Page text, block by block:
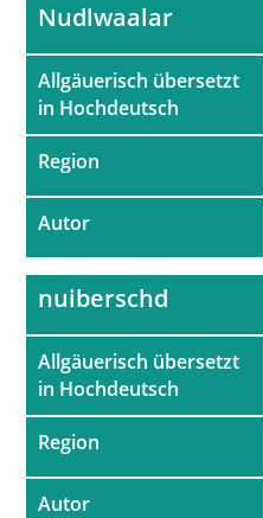
Allgäuerisch übersetzt
in Hochdeutsch
Region
Autor
Nudlwaalar
Allgäuerisch übersetzt
in Hochdeutsch
Region
Autor
nuiberschd